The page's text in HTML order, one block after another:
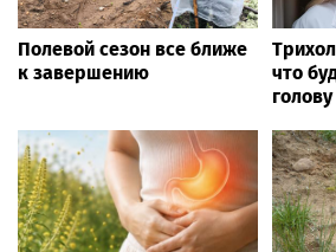
Полевой сезон все ближе
к завершению
что